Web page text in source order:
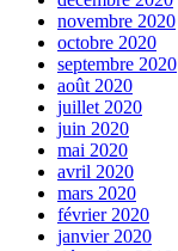
novembre 2020
octobre 2020
septembre 2020
août 2020
juillet 2020
juin 2020
mai 2020
avril 2020
mars 2020
février 2020
janvier 2020